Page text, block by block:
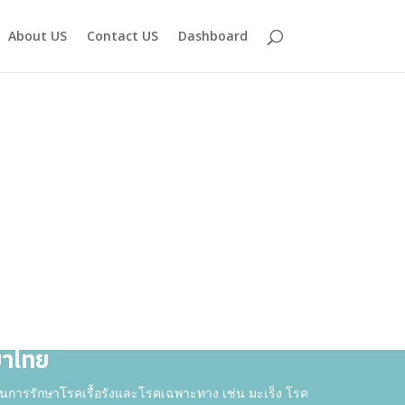
About US Contact US Dashboard
ไทย
รรักษาโรคเรื้อรังและโรคเฉพาะทาง เช่น มะเร็ง โรค